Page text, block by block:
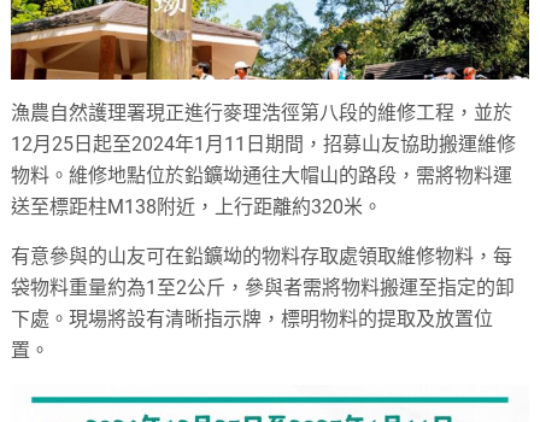
漁農自然護理署現正進行麥理浩徑第八段的維修工程，並於
12月25日起至2024年1月11日期間，招募山友協助搬運維修
物料。維修地點位於鉛鑛坳通往大帽山的路段，需將物料運
送至標距柱M138附近，上行距離約320米。
有意參與的山友可在鉛鑛坳的物料存取處領取維修物料，每
袋物料重量約為1至2公斤，參與者需將物料搬運至指定的卸
下處。現場將設有清晰指示牌，標明物料的提取及放置位
置。